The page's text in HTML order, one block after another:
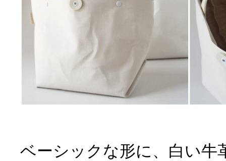
ベーシックな形に、白い牛